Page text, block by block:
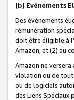
(b) Evénements
Des événements
rémunération
doit être éligible à
Amazon, et (2) au
Amazon ne
violation ou de
ou de logiciels
des Liens Spéciaux